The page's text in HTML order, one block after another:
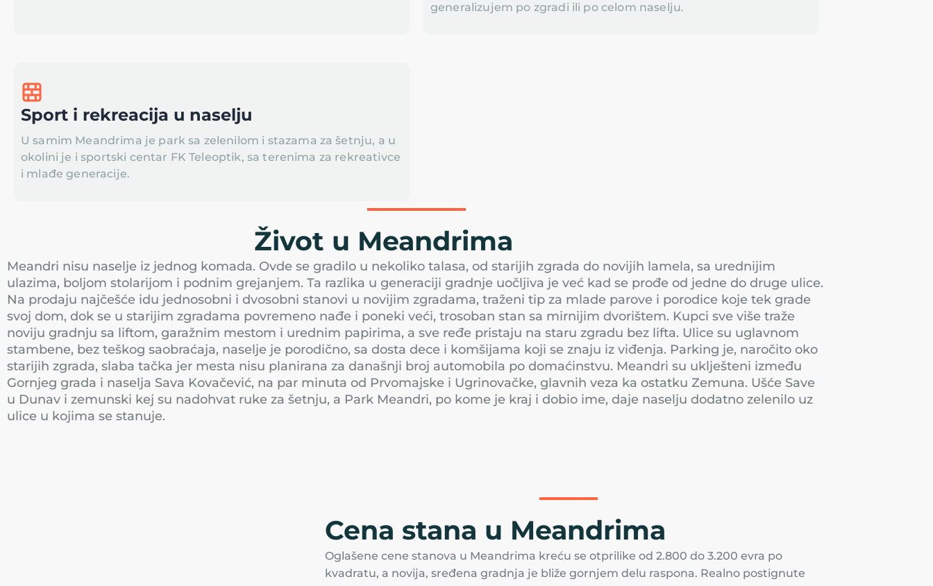
generalizujem po zgradi ili po celom naselju.
Sport i rekreacija u naselju
U samim Meandrima je park sa zelenilom i stazama za šetnju, a u
okolini je i sportski centar FK Teleoptik, sa terenima za rekreativce
i mlađe generacije.
Život u Meandrima
Meandri nisu naselje iz jednog komada. Ovde se gradilo u nekoliko talasa, od starijih zgrada do novijih lamela, sa urednijim
ulazima, boljom stolarijom i podnim grejanjem. Ta razlika u generaciji gradnje uočljiva je već kad se prođe od jedne do druge ulice.
Na prodaju najčešće idu jednosobni i dvosobni stanovi u novijim zgradama, traženi tip za mlade parove i porodice koje tek grade
svoj dom, dok se u starijim zgradama povremeno nađe i poneki veći, trosoban stan sa mirnijim dvorištem. Kupci sve više traže
noviju gradnju sa liftom, garažnim mestom i urednim papirima, a sve ređe pristaju na staru zgradu bez lifta. Ulice su uglavnom
stambene, bez teškog saobraćaja, naselje je porodično, sa dosta dece i komšijama koji se znaju iz viđenja. Parking je, naročito oko
starijih zgrada, slaba tačka jer mesta nisu planirana za današnji broj automobila po domaćinstvu. Meandri su uklješteni između
Gornjeg grada i naselja Sava Kovačević, na par minuta od Prvomajske i Ugrinovačke, glavnih veza ka ostatku Zemuna. Ušće Save
u Dunav i zemunski kej su nadohvat ruke za šetnju, a Park Meandri, po kome je kraj i dobio ime, daje naselju dodatno zelenilo uz
ulice u kojima se stanuje.
Cena stana u Meandrima
Oglašene cene stanova u Meandrima kreću se otprilike od 2.800 do 3.200 evra po
kvadratu, a novija, sređena gradnja je bliže gornjem delu raspona. Realno postignute